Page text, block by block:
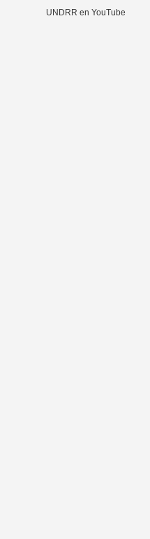
UNDRR en YouTube